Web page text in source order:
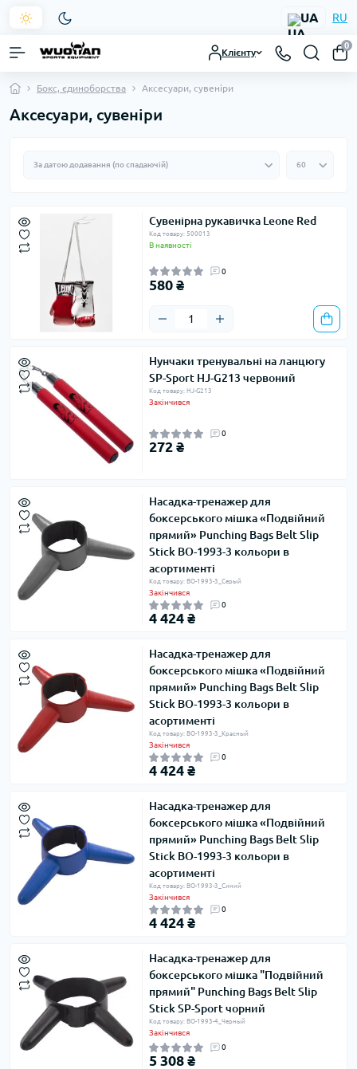
UA RU
Клієнту
0
Бокс, єдиноборства Аксесуари, сувеніри
Аксесуари, сувеніри
Сувенірна рукавичка Leone Red
Код товару: 500013
В наявності
0
580 ₴
Нунчаки тренувальні на ланцюгу
SP-Sport HJ-G213 червоний
Код товару: HJ-G213
Закінчився
0
272 ₴
Насадка-тренажер для
боксерського мішка «Подвійний
прямий» Punching Bags Belt Slip
Stick BO-1993-3 кольори в
асортименті
Код товару: BO-1993-3_Серый
Закінчився
0
4 424 ₴
Насадка-тренажер для
боксерського мішка «Подвійний
прямий» Punching Bags Belt Slip
Stick BO-1993-3 кольори в
асортименті
Код товару: BO-1993-3_Красный
Закінчився
0
4 424 ₴
Насадка-тренажер для
боксерського мішка «Подвійний
прямий» Punching Bags Belt Slip
Stick BO-1993-3 кольори в
асортименті
Код товару: BO-1993-3_Синий
Закінчився
0
4 424 ₴
Насадка-тренажер для
боксерського мішка "Подвійний
прямий" Punching Bags Belt Slip
Stick SP-Sport чорний
Код товару: BO-1993-4_Черный
Закінчився
0
5 308 ₴